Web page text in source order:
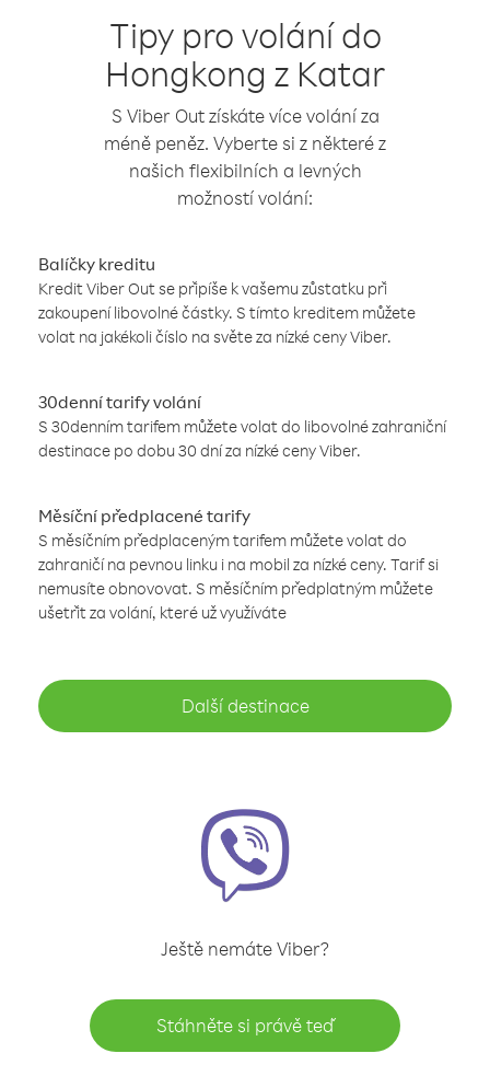
Tipy pro volání do
Hongkong z Katar
S Viber Out získáte více volání za
méně peněz. Vyberte si z některé z
našich flexibilních a levných
možností volání:
Balíčky kreditu
Kredit Viber Out se připíše k vašemu zůstatku při
zakoupení libovolné částky. S tímto kreditem můžete
volat na jakékoli číslo na světe za nízké ceny Viber.
30denní tarify volání
S 30denním tarifem můžete volat do libovolné zahraniční
destinace po dobu 30 dní za nízké ceny Viber.
Měsíční předplacené tarify
S měsíčním předplaceným tarifem můžete volat do
zahraničí na pevnou linku i na mobil za nízké ceny. Tarif si
nemusíte obnovovat. S měsíčním předplatným můžete
ušetřit za volání, které už využíváte
Další destinace
Ještě nemáte Viber?
Stáhněte si právě teď